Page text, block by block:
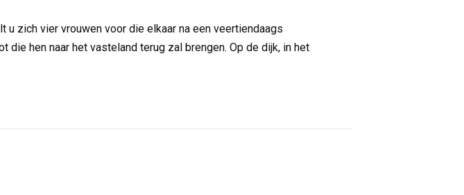
zich vier vrouwen voor die elkaar na een veertiendaags
hen naar het vasteland terug zal brengen. Op de dijk, in het